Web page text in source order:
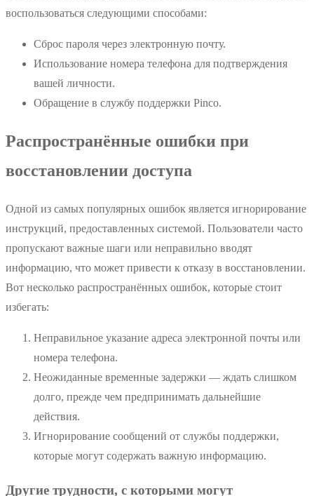
воспользоваться следующими способами:
Сброс пароля через электронную почту.
Использование номера телефона для подтверждения
вашей личности.
Обращение в службу поддержки Pinco.
Распространённые ошибки при
восстановлении доступа
Одной из самых популярных ошибок является игнорирование
инструкций, предоставленных системой. Пользователи часто
пропускают важные шаги или неправильно вводят
информацию, что может привести к отказу в восстановлении.
Вот несколько распространённых ошибок, которые стоит
избегать:
Неправильное указание адреса электронной почты или
номера телефона.
Неожиданные временные задержки — ждать слишком
долго, прежде чем предпринимать дальнейшие
действия.
Игнорирование сообщений от службы поддержки,
которые могут содержать важную информацию.
Другие трудности, с которыми могут